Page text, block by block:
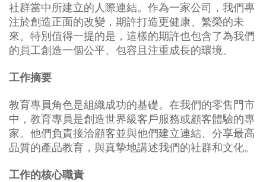
社群當中所建立的人際連結。作為一家公司，我們專
注於創造正面的改變，期許打造更健康、繁榮的未
來。特別值得一提的是，這樣的期許也包含了為我們
的員工創造一個公平、包容且注重成長的環境。
工作摘要
教育專員角色是組織成功的基礎。在我們的零售門市
中，教育專員是創造世界級客戶服務或顧客體驗的專
家。他們負責接洽顧客並與他們建立連結、分享最高
品質的產品教育，與真摯地講述我們的社群和文化。
工作的核心職責